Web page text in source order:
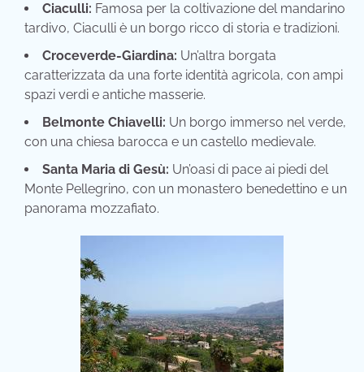
Ciaculli: Famosa per la coltivazione del mandarino
tardivo, Ciaculli è un borgo ricco di storia e tradizioni.
Croceverde-Giardina: Un’altra borgata
caratterizzata da una forte identità agricola, con ampi
spazi verdi e antiche masserie.
Belmonte Chiavelli: Un borgo immerso nel verde,
con una chiesa barocca e un castello medievale.
Santa Maria di Gesù: Un’oasi di pace ai piedi del
Monte Pellegrino, con un monastero benedettino e un
panorama mozzafiato.